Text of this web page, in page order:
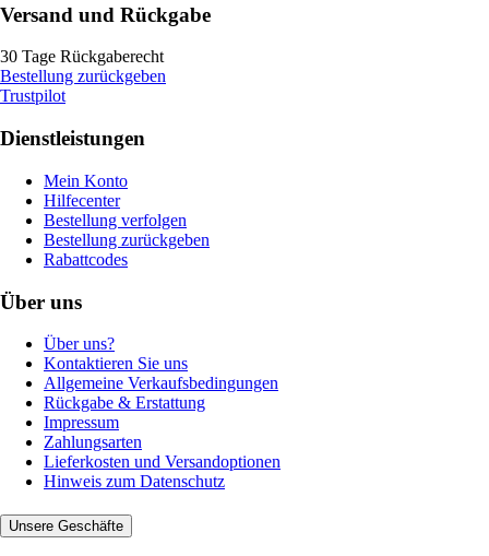
Versand und Rückgabe
30 Tage Rückgaberecht
Bestellung zurückgeben
Trustpilot
Dienstleistungen
Mein Konto
Hilfecenter
Bestellung verfolgen
Bestellung zurückgeben
Rabattcodes
Über uns
Über uns?
Kontaktieren Sie uns
Allgemeine Verkaufsbedingungen
Rückgabe & Erstattung
Impressum
Zahlungsarten
Lieferkosten und Versandoptionen
Hinweis zum Datenschutz
Unsere Geschäfte